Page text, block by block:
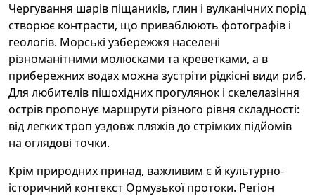
Чергування шарів піщаників, глин і вулканічних порід
створює контрасти, що приваблюють фотографів і
геологів. Морські узбережжя населені
різноманітними молюсками та креветками, а в
прибережних водах можна зустріти рідкісні види риб.
Для любителів пішохідних прогулянок і скелелазіння
острів пропонує маршрути різного рівня складності:
від легких троп уздовж пляжів до стрімких підйомів
на оглядові точки.
Крім природних принад, важливим є й культурно-
історичний контекст Ормузької протоки. Регіон